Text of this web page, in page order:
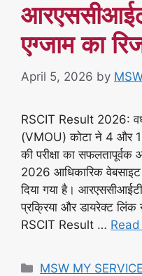
एग्जाम का
April 5, 2026 by
RSCIT Result 2026:
(VMOU) कोटा ने 4 और
की परीक्षा का
2026 आधिकारिक
दिया गया है।
प्रक्रिया और डायरेक्ट लिंक
RSCIT Result …
Categories
MSW MY